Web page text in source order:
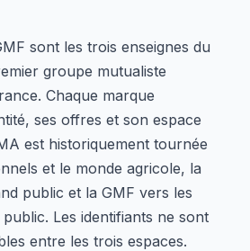
sont les trois enseignes du
groupe mutualiste
Chaque marque
ses offres et son espace
est historiquement tournée
et le monde agricole, la
public et la GMF vers les
Les identifiants ne sont
entre les trois espaces.